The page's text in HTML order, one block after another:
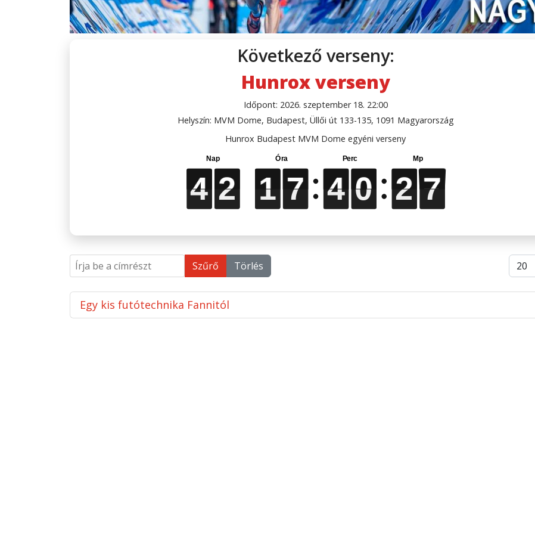
Következő verseny:
Hunrox verseny
Időpont: 2026. szeptember 18. 22:00
Helyszín: MVM Dome, Budapest, Üllői út 133-135, 1091 Magyarország
Hunrox Budapest MVM Dome egyéni verseny
4
4
4
4 2
2
2
2 1
1
1
1 7
7
7
7 4
4
4
4 0
0
0
0 2
2
2
2 5
6
5
6
Írja be a címrészt Szűrő Törlés
Egy kis futótechnika Fannitól